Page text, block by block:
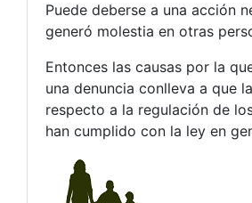
Puede deberse a una acción
generó molestia en otras
Entonces las causas por la
una denuncia conlleva a que
respecto a la regulación de
han cumplido con la ley en